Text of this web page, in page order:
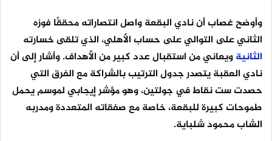
وأوضح غصاب أن نادي البقعة واصل انتصاراته محققًا فوزه
الثاني على التوالي على حساب الأهلي، الذي تلقى خسارته
الثانيةويعاني من استقبال عدد كبير من الأهداف. وأشار إلى أن
نادي العقبة يتصدر جدول الترتيب بالشراكة مع الفرق التي
حصدت ست نقاط في جولتين، وهو مؤشر إيجابي لموسم يحمل
طموحات كبيرة للبقعة، خاصة مع صفقاته المتعددة ومدربه
الشاب محمود شلباية.